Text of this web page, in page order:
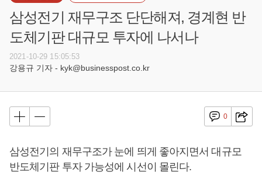
삼성전기 재무구조 단단해져, 경계현 반
도체기판 대규모 투자에 나서나
2021-10-29 15:05:53
강용규 기자 - kyk@businesspost.co.kr
0
삼성전기의 재무구조가 눈에 띄게 좋아지면서 대규모
반도체기판 투자 가능성에 시선이 몰린다.